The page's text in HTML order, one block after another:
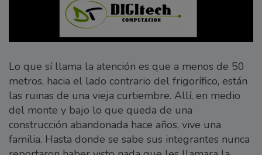
Lo que sí llama la atención es que a menos de 50
metros, hacia el lado contrario del frigorífico, están
las ruinas de una vieja curtiembre. Allí, en medio
del monte y bajo lo que queda de una
construcción abandonada hace años, vive una
familia. Hasta donde se sabe sus integrantes nunca